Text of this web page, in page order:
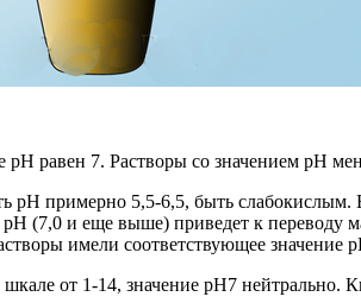
pH равен 7. Растворы со значением pH
примерно 5,5-6,5, быть слабокислым.
(7,0 и еще выше) приведет к переводу
имели соответствующее значение
от 1-14, значение рН7